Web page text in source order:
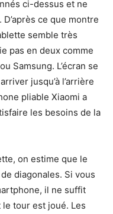
ci-dessus et ne
ce que montre
semble très
pas en deux comme
Samsung. L’écran se
jusqu’à l’arrière
pliable Xiaomi a
les besoins de la
on estime que le
diagonales. Si vous
il ne suffit
tour est joué. Les